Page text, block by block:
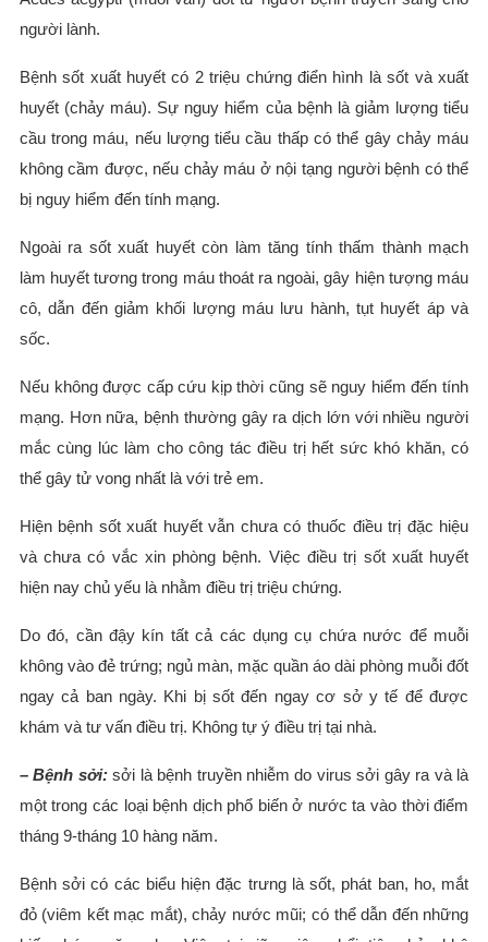
người lành.
Bệnh sốt xuất huyết có 2 triệu chứng điển hình là sốt và xuất
huyết (chảy máu). Sự nguy hiểm của bệnh là giảm lượng tiểu
cầu trong máu, nếu lượng tiểu cầu thấp có thể gây chảy máu
không cầm được, nếu chảy máu ở nội tạng người bệnh có thể
bị nguy hiểm đến tính mạng.
Ngoài ra sốt xuất huyết còn làm tăng tính thấm thành mạch
làm huyết tương trong máu thoát ra ngoài, gây hiện tượng máu
cô, dẫn đến giảm khối lượng máu lưu hành, tụt huyết áp và
sốc.
Nếu không được cấp cứu kịp thời cũng sẽ nguy hiểm đến tính
mạng. Hơn nữa, bệnh thường gây ra dịch lớn với nhiều người
mắc cùng lúc làm cho công tác điều trị hết sức khó khăn, có
thể gây tử vong nhất là với trẻ em.
Hiện bệnh sốt xuất huyết vẫn chưa có thuốc điều trị đặc hiệu
và chưa có vắc xin phòng bệnh. Việc điều trị sốt xuất huyết
hiện nay chủ yếu là nhằm điều trị triệu chứng.
Do đó, cần đậy kín tất cả các dụng cụ chứa nước để muỗi
không vào đẻ trứng; ngủ màn, mặc quần áo dài phòng muỗi đốt
ngay cả ban ngày. Khi bị sốt đến ngay cơ sở y tế để được
khám và tư vấn điều trị. Không tự ý điều trị tại nhà.
– Bệnh sởi:sởi là bệnh truyền nhiễm do virus sởi gây ra và là
một trong các loại bệnh dịch phổ biến ở nước ta vào thời điểm
tháng 9-tháng 10 hàng năm.
Bệnh sởi có các biểu hiện đặc trưng là sốt, phát ban, ho, mắt
đỏ (viêm kết mạc mắt), chảy nước mũi; có thể dẫn đến những